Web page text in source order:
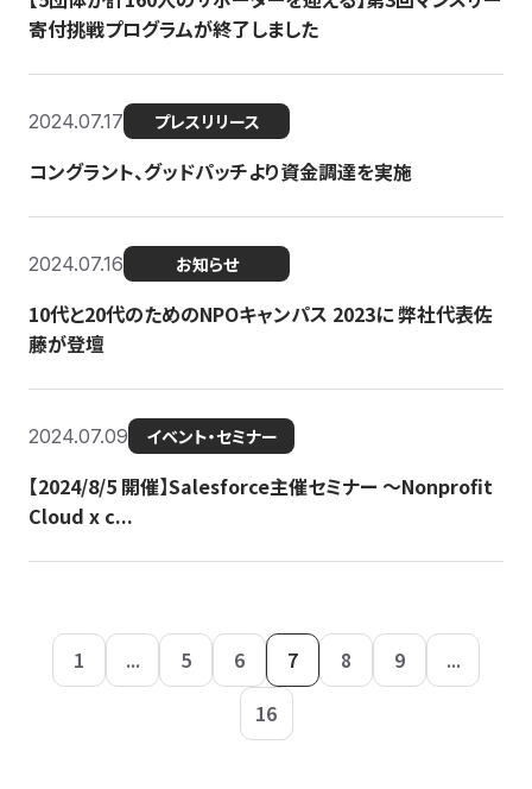
寄付挑戦プログラムが終了しました
2024.07.17 プレスリリース
コングラント、グッドパッチより資金調達を実施
2024.07.16 お知らせ
10代と20代のためのNPOキャンパス 2023に 弊社代表佐
藤が登壇
2024.07.09 イベント・セミナー
【2024/8/5 開催】Salesforce主催セミナー 〜Nonprofit
Cloud x c...
1 ... 5 6 7 8 9
...
16